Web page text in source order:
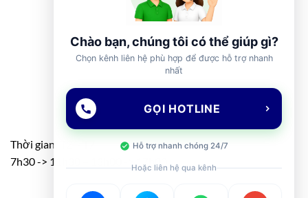
Thời gian: T2 – T7
7h30 -> 11h30 – 13h00 -> 17h00
Chào bạn, chúng tôi có thể giúp gì?
Chọn kênh liên hệ phù hợp để được hỗ trợ nhanh
nhất
GỌI HOTLINE
Hỗ trợ nhanh chóng 24/7
Hoặc liên hệ qua kênh